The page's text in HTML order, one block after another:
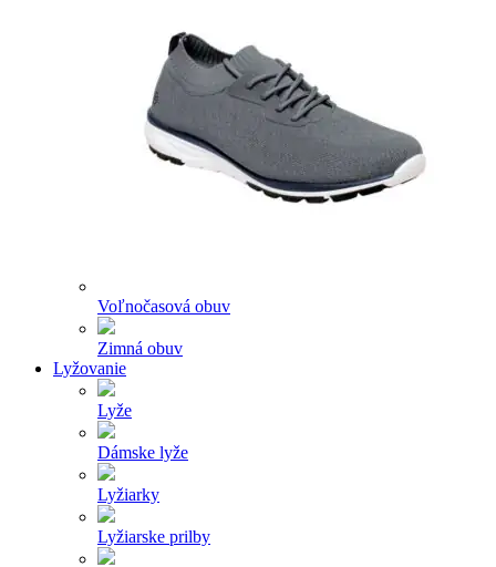
Voľnočasová obuv
Zimná obuv
Lyžovanie
Lyže
Dámske lyže
Lyžiarky
Lyžiarske prilby